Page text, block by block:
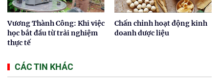
Vương Thành Công: Khi việc
học bắt đầu từ trải nghiệm
thực tế
Chấn chỉnh hoạt động kinh
doanh dược liệu
CÁC TIN KHÁC